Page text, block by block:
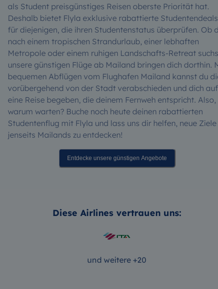
als Student preisgünstiges Reisen oberste Priorität hat.
Deshalb bietet Flyla exklusive rabattierte Studentendeals
für diejenigen, die ihren Studentenstatus überprüfen. Ob
nach einem tropischen Strandurlaub, einer lebhaften
Metropole oder einem ruhigen Landschafts-Retreat
unsere günstigen Flüge ab Mailand bringen dich dorthin.
bequemen Abflügen vom Flughafen Mailand kannst du
vorübergehend von der Stadt verabschieden und dich auf
eine Reise begeben, die deinem Fernweh entspricht. Also,
warum warten? Buche noch heute deinen rabattierten
Studentenflug mit Flyla und lass uns dir helfen, neue Ziele
jenseits Mailands zu entdecken!
Entdecke unsere günstigen Angebote
Diese Airlines vertrauen uns:
und weitere +20